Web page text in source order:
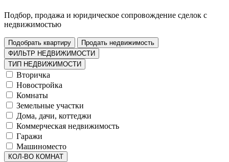
Подбор, продажа и юридическое сопровождение сделок с
недвижимостью
Подобрать квартиру
Продать недвижимость
ФИЛЬТР НЕДВИЖИМОСТИ
ТИП НЕДВИЖИМОСТИ
Вторичка
Новостройка
Комнаты
Земельные участки
Дома, дачи, коттеджи
Коммерческая недвижимость
Гаражи
Машиноместо
КОЛ-ВО КОМНАТ